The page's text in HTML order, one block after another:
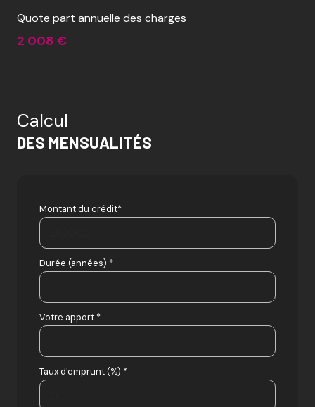
Quote part annuelle des charges
2 008 €
Calcul
DES MENSUALITÉS
Montant du crédit*
Durée (années) *
Votre apport *
Taux d'emprunt (%) *